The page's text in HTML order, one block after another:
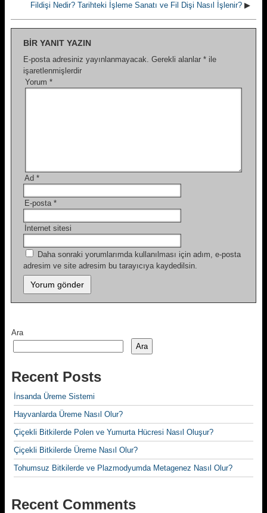
Fildişi Nedir? Tarihteki İşleme Sanatı ve Fil Dişi Nasıl İşlenir? ▶
BIR YANIT YAZIN
E-posta adresiniz yayınlanmayacak. Gerekli alanlar * ile
işaretlenmişlerdir
Yorum *
Ad *
E-posta *
İnternet sitesi
Daha sonraki yorumlarımda kullanılması için adım, e-posta
adresim ve site adresim bu tarayıcıya kaydedilsin.
Ara
Ara
Recent Posts
İnsanda Üreme Sistemi
Hayvanlarda Üreme Nasıl Olur?
Çiçekli Bitkilerde Polen ve Yumurta Hücresi Nasıl Oluşur?
Çiçekli Bitkilerde Üreme Nasıl Olur?
Tohumsuz Bitkilerde ve Plazmodyumda Metagenez Nasıl Olur?
Recent Comments